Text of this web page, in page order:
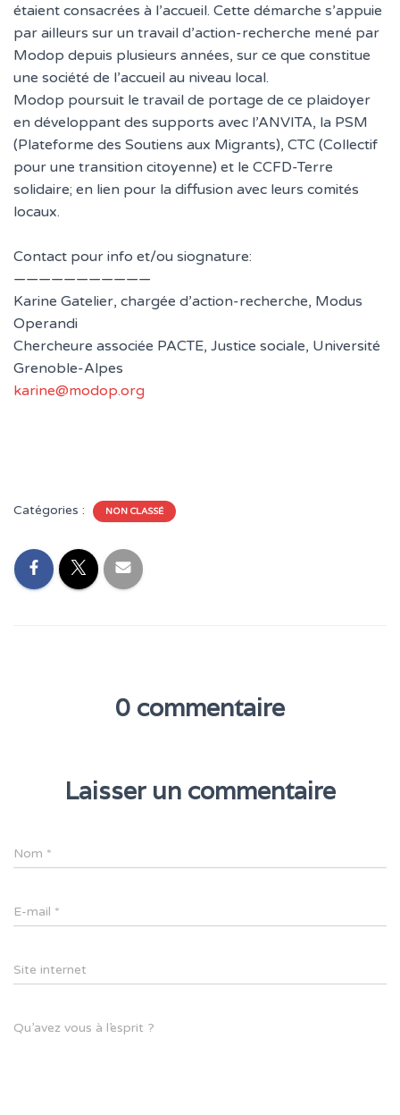
étaient consacrées à l’accueil. Cette démarche s’appuie
par ailleurs sur un travail d’action-recherche mené par
Modop depuis plusieurs années, sur ce que constitue
une société de l’accueil au niveau local.
Modop poursuit le travail de portage de ce plaidoyer
en développant des supports avec l’ANVITA, la PSM
(Plateforme des Soutiens aux Migrants), CTC (Collectif
pour une transition citoyenne) et le CCFD-Terre
solidaire; en lien pour la diffusion avec leurs comités
locaux.
Contact pour info et/ou siognature:
———————————
Karine Gatelier, chargée d’action-recherche, Modus
Operandi
Chercheure associée PACTE, Justice sociale, Université
Grenoble-Alpes
karine@modop.org
Catégories : NON CLASSÉ
0 commentaire
Laisser un commentaire
Nom *
E-mail *
Site internet
Qu’avez vous à l’esprit ?